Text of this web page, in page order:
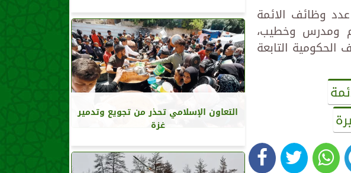
وظائف الائمة
السالفة والمحدد ب ٣ آلاف إمام ومدرس وخطيب،
الحكومية التابعة
التعاون الإسلامي تحذر من تجويع وتدمير
غزة